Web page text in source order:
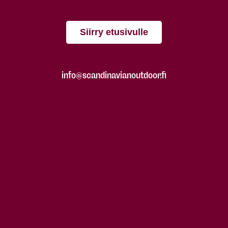
Siirry etusivulle
info@scandinavianoutdoor.fi